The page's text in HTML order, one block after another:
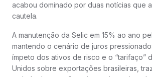
acabou dominado por duas notícias que
cautela.
A manutenção da Selic em 15% ao ano
mantendo o cenário de juros
ímpeto dos ativos de risco e o “tarifaço”
Unidos sobre exportações brasileiras,